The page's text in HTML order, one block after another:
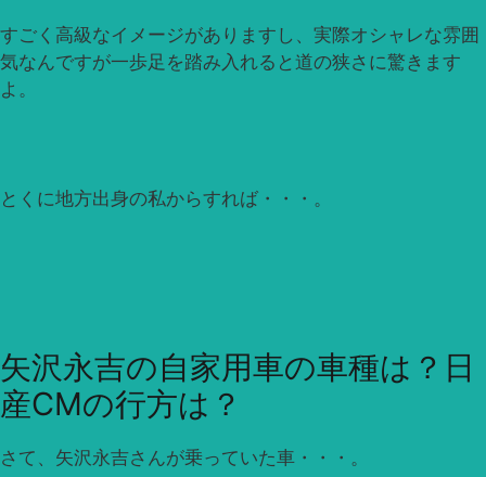
すごく高級なイメージがありますし、実際オシャレな雰囲
気なんですが一歩足を踏み入れると道の狭さに驚きます
よ。
とくに地方出身の私からすれば・・・。
矢沢永吉の自家用車の車種は？日
産CMの行方は？
さて、矢沢永吉さんが乗っていた車・・・。